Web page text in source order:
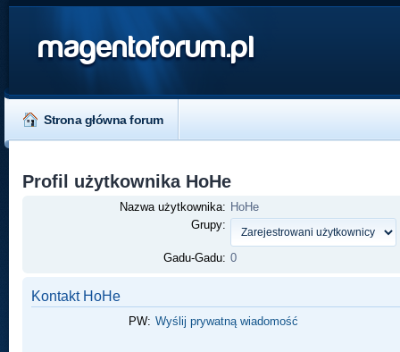
magentoforum.pl
Strona główna forum
Profil użytkownika HoHe
Nazwa użytkownika: HoHe
Grupy:
Gadu-Gadu: 0
Kontakt HoHe
PW: Wyślij prywatną wiadomość